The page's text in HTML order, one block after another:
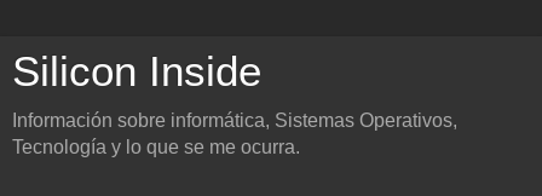
Silicon Inside
Información sobre informática, Sistemas Operativos,
Tecnología y lo que se me ocurra.